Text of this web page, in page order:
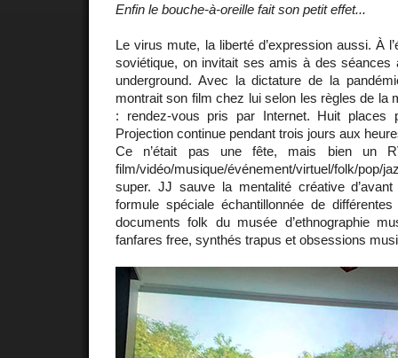
Enfin le bouche-à-oreille fait son petit effet...
Le virus mute, la liberté d’expression aussi. À
soviétique, on invitait ses amis à des séances
underground. Avec la dictature de la
montrait son film chez lui selon les règles de la
: rendez-vous pris par Internet. Huit places
Projection continue pendant trois jours aux
Ce n’était pas une fête, mais bien un
film/vidéo/musique/événement/virtuel/folk/pop/
super. JJ sauve la mentalité créative
formule spéciale échantillonnée de
documents folk du musée d’ethnographie
fanfares free, synthés trapus et obsessions